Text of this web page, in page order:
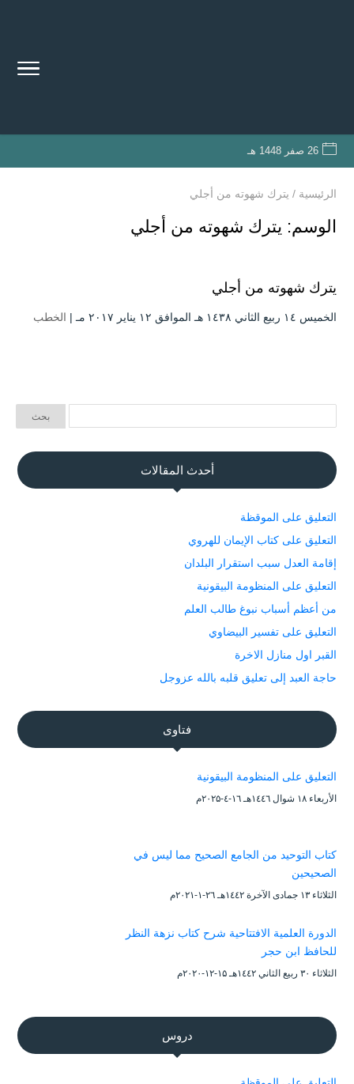
26 صفر 1448 هـ
الرئيسية / يترك شهوته من أجلي
الوسم: يترك شهوته من أجلي
يترك شهوته من أجلي
الخميس ۱٤ ربيع الثاني ۱٤۳۸ هـ الموافق ۱۲ يناير ۲۰۱۷ مـ | الخطب
أحدث المقالات
التعليق على الموقظة
التعليق على كتاب الإيمان للهروي
إقامة العدل سبب استقرار البلدان
التعليق على المنظومة البيقونية
من أعظم أسباب نبوغ طالب العلم
التعليق على تفسير البيضاوي
القبر اول منازل الاخرة
حاجة العبد إلى تعليق قلبه بالله عزوجل
فتاوى
التعليق على المنظومة البيقونية
الأربعاء ۱۸ شوال ۱٤٤٦هـ ۱٦-٤-۲۰۲۵م
كتاب التوحيد من الجامع الصحيح مما ليس في
الصحيحين
الثلاثاء ۱۳ جمادى الآخرة ۱٤٤۲هـ ۲٦-۱-۲۰۲۱م
الدورة العلمية الافتتاحية شرح كتاب نزهة النظر
للحافظ ابن حجر
الثلاثاء ۳۰ ربيع الثاني ۱٤٤۲هـ ۱۵-۱۲-۲۰۲۰م
دروس